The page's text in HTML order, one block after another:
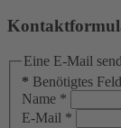
Eine E-Mail
* Benötigtes Feld
Name *
E-Mail *